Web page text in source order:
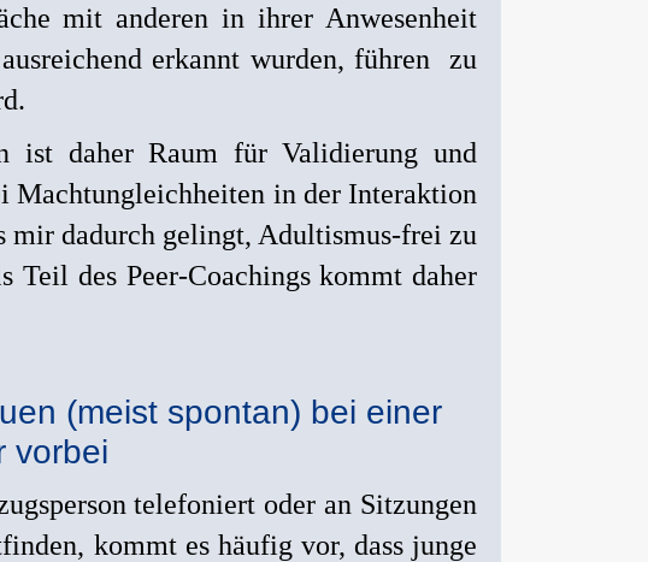
mit anderen in ihrer Anwesenheit
erkannt wurden, führen zu
ist daher Raum für Validierung und
Machtungleichheiten in der Interaktion
mir dadurch gelingt, Adultismus-frei zu
des Peer-Coachings kommt daher
(meist spontan) bei einer
vorbei
telefoniert oder an Sitzungen
kommt es häufig vor, dass junge